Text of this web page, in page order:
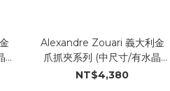
Alexandre Zouari 義大利金
爪抓夾系列 (中尺寸/有水晶
#20014_HH)
NT$4,380